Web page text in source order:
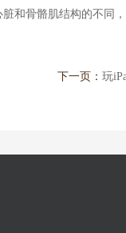
和骨骼肌结构的不同
下一页： 玩